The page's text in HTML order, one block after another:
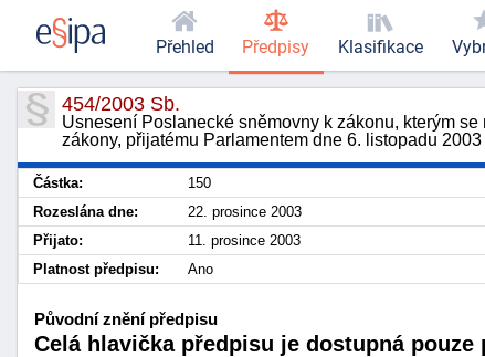
454/2003 Sb.
Usnesení Poslanecké sněmovny k zákonu, kterým
zákony, přijatému Parlamentem dne 6. listopadu
Částka: 150
Rozeslána dne:
22. prosince 2003
Přijato:
11. prosince 2003
Platnost předpisu:
Ano
Původní znění předpisu
Celá hlavička předpisu je dostupná
Přehled Předpisy Klasifikace